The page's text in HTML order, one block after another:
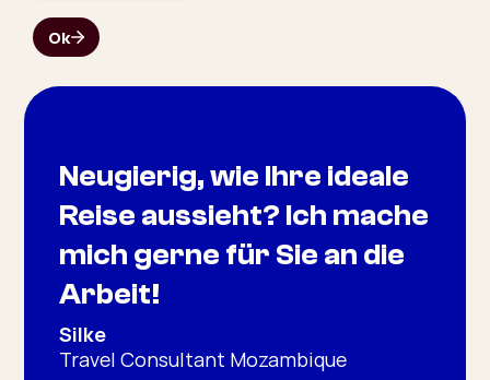
Neugierig, wie Ihre ideale
Reise aussieht? Ich mache
mich gerne für Sie an die
Arbeit!
Silke
Travel Consultant Mozambique